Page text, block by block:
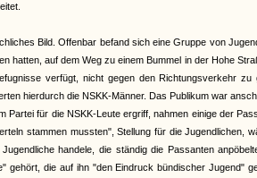
Bild. Offenbar befand sich eine Gruppe von
hatten, auf dem Weg zu einem Bummel in der Hohe
verfügt, nicht gegen den Richtungsverkehr zu
hierdurch die NSKK-Männer. Das Publikum war
für die NSKK-Leute ergriff, nahmen einige der
stammen mussten", Stellung für die Jugendlichen,
handele, die ständig die Passanten
gehört, die auf ihn "den Eindruck bündischer Jugend"